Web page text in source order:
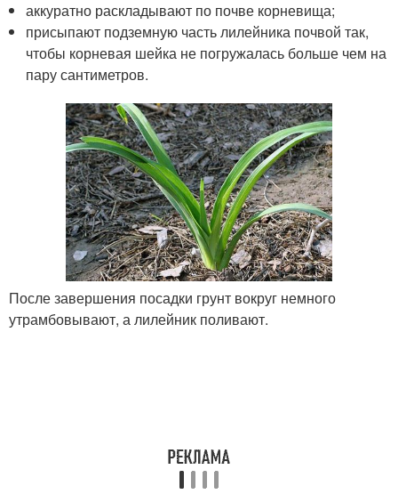
аккуратно раскладывают по почве корневища;
присыпают подземную часть лилейника почвой так,
чтобы корневая шейка не погружалась больше чем на
пару сантиметров.
После завершения посадки грунт вокруг немного
утрамбовывают, а лилейник поливают.